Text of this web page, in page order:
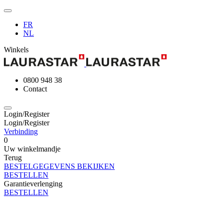
FR
NL
Winkels
0800 948 38
Contact
Login/Register
Login/Register
Verbinding
0
Uw winkelmandje
Terug
BESTELGEGEVENS BEKIJKEN
BESTELLEN
Garantieverlenging
BESTELLEN